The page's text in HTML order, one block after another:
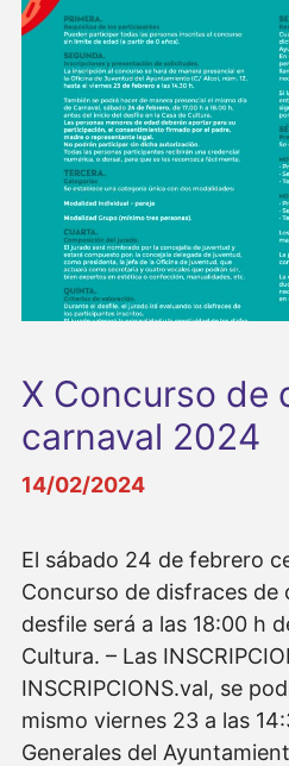
X Concurso de
carnaval 2024
14/02/2024
El sábado 24 de febrero
Concurso de disfraces de
desfile será a las 18:00 h
Cultura. – Las
INSCRIPCIONS.val, se
mismo viernes 23 a las
Generales del